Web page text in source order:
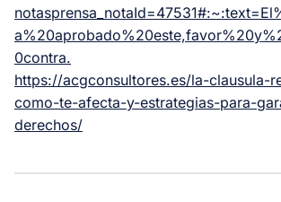
0contra.
https://acgconsultores.es/la-clausula-
como-te-afecta-y-estrategias-para-
derechos/